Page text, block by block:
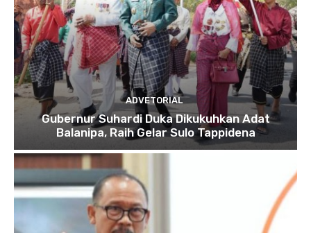
ADVETORIAL
Gubernur Suhardi Duka Dikukuhkan Adat
Balanipa, Raih Gelar Sulo Tappidena